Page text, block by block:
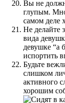
Вы не
глупым.
самом деле
Не делайте
вида
девушке “а
испортить
Будьте
слишком
активного
хорошим